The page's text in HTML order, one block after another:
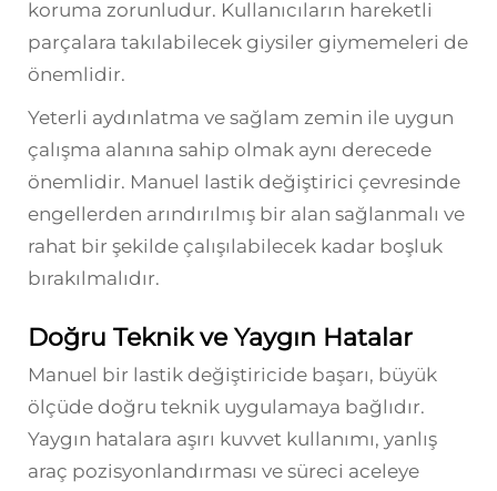
koruma zorunludur. Kullanıcıların hareketli
parçalara takılabilecek giysiler giymemeleri de
önemlidir.
Yeterli aydınlatma ve sağlam zemin ile uygun
çalışma alanına sahip olmak aynı derecede
önemlidir. Manuel lastik değiştirici çevresinde
engellerden arındırılmış bir alan sağlanmalı ve
rahat bir şekilde çalışılabilecek kadar boşluk
bırakılmalıdır.
Doğru Teknik ve Yaygın Hatalar
Manuel bir lastik değiştiricide başarı, büyük
ölçüde doğru teknik uygulamaya bağlıdır.
Yaygın hatalara aşırı kuvvet kullanımı, yanlış
araç pozisyonlandırması ve süreci aceleye